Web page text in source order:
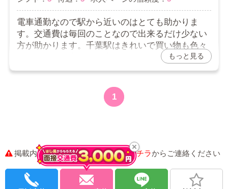
妥協せずによりよいお店に出来るように考えて実行し
是非、なんでもご希望を教えて頂きたいです。
今後ともよろしくお願いいたします。
電車通勤なので駅から近いのはとても助かりま
す。交通費は毎回のことなので出来るだけ少ない
方が助かります。千葉駅はきれいで買い物も色々
出来ます。お客様やお店のスタッフさんも優しく
て快適にお仕事出来てます。女性のスタッフさん
口コミありがとうございます。
働く環境・収入をご満足いただけるようにがんばりま
す。
ご希望など是非おっしゃって頂きたいと思います。
もっと見る
1
掲載内容に誤りがございましたらコチラからご連絡ください